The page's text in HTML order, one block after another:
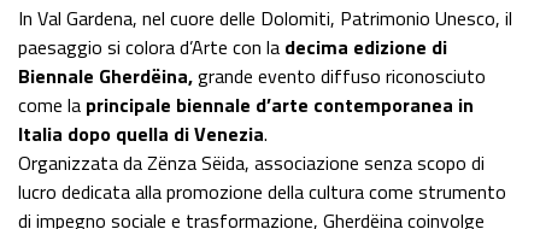
In Val Gardena, nel cuore delle Dolomiti, Patrimonio Unesco, il
paesaggio si colora d’Arte con la decima edizione di
Biennale Gherdëina,grande evento diffuso riconosciuto
come la principale biennale d’arte contemporanea in
Italia dopo quella di Venezia.
Organizzata da Zënza Sëida, associazione senza scopo di
lucro dedicata alla promozione della cultura come strumento
di impegno sociale e trasformazione, Gherdëina coinvolge